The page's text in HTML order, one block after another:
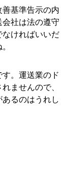
基準告示の内
社は法の遵守
なければいいだ
。運送業のド
ませんので、
るのはうれし